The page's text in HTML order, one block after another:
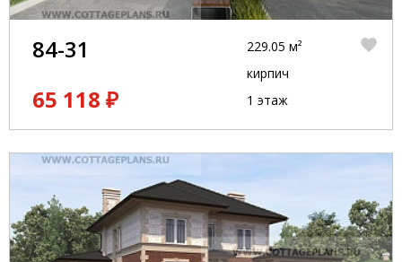
84-31
65 118 ₽
229.05 м²
кирпич
1 этаж